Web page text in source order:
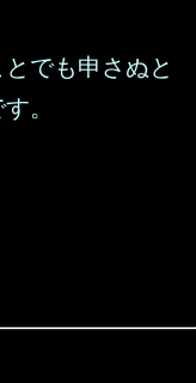
でも申さぬと
。